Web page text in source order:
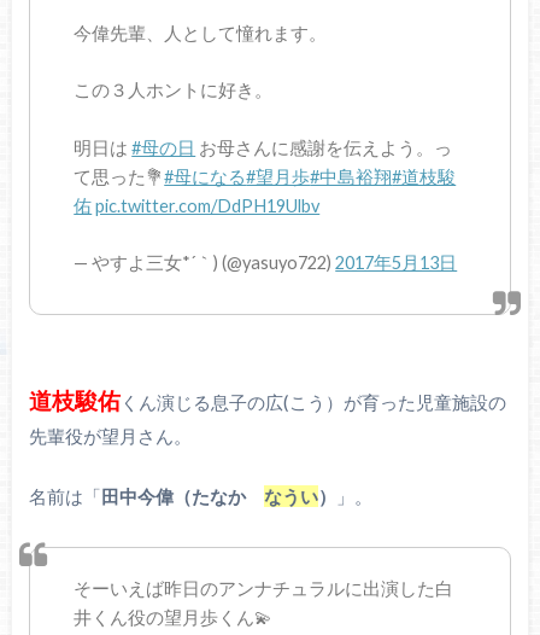
今偉先輩、人として憧れます。
この３人ホントに好き。
明日は#母の日 お母さんに感謝を伝えよう。っ
て思った💐#母になる#望月歩#中島裕翔#道枝駿
佑pic.twitter.com/DdPH19Ulbv
— やすよ三女*´｀) (@yasuyo722)2017年5月13日
道枝駿佑くん演じる息子の広(こう）が育った児童施設の
先輩役が望月さん。
名前は「田中今偉（たなか なうい） 」。
そーいえば昨日のアンナチュラルに出演した白
井くん役の望月歩くん💫